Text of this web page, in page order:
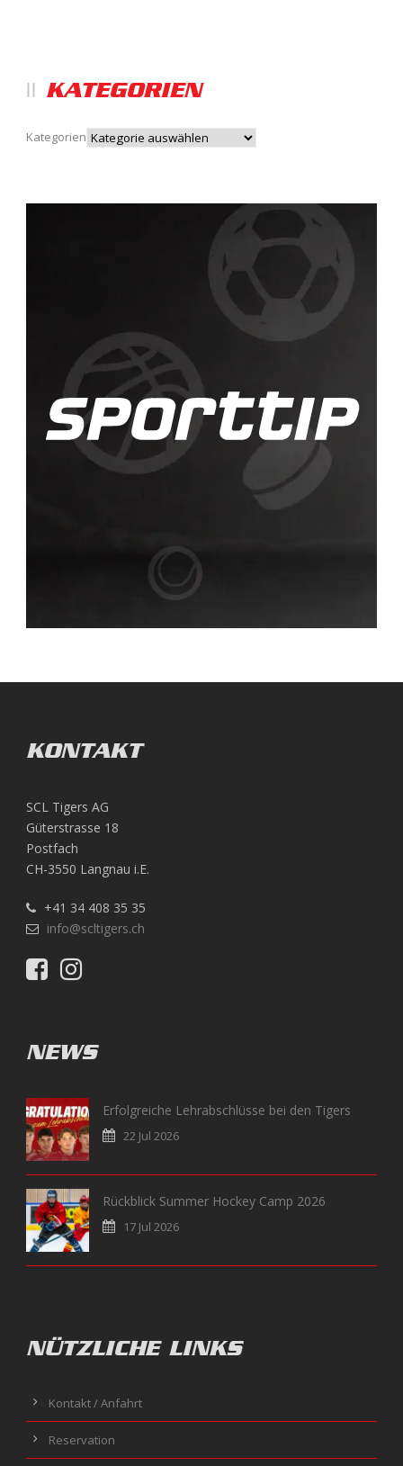
KATEGORIEN
Kategorien
KONTAKT
SCL Tigers AG
Güterstrasse 18
Postfach
CH-3550 Langnau i.E.
+41 34 408 35 35
info@scltigers.ch
NEWS
Erfolgreiche Lehrabschlüsse bei den Tigers
22 Jul 2026
Rückblick Summer Hockey Camp 2026
17 Jul 2026
NÜTZLICHE LINKS
Kontakt / Anfahrt
Reservation